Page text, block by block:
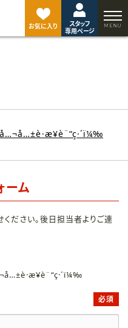
お気に入り
スタッフ
専用ページ
ーム
ださい。後日担当者よりご連
必須